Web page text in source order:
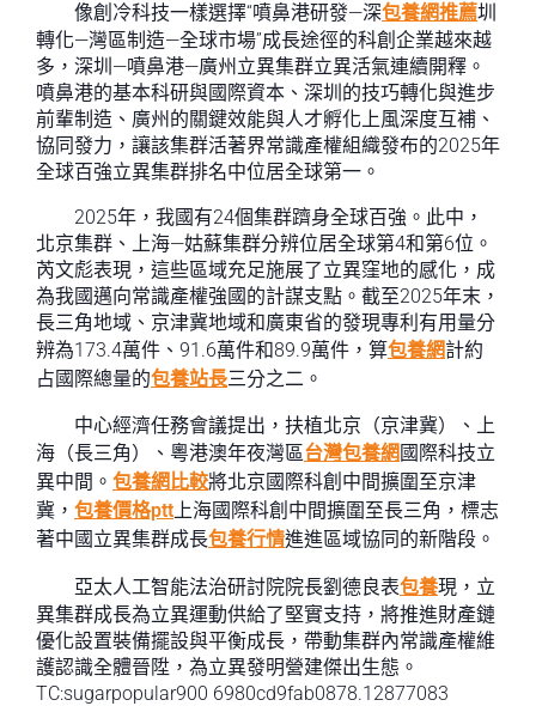
像創冷科技一樣選擇“噴鼻港研發—深包養網推薦圳
轉化—灣區制造—全球市場”成長途徑的科創企業越來越
多，深圳—噴鼻港—廣州立異集群立異活氣連續開釋。
噴鼻港的基本科研與國際資本、深圳的技巧轉化與進步
前輩制造、廣州的關鍵效能與人才孵化上風深度互補、
協同發力，讓該集群活著界常識產權組織發布的2025年
全球百強立異集群排名中位居全球第一。
2025年，我國有24個集群躋身全球百強。此中，
北京集群、上海—姑蘇集群分辨位居全球第4和第6位。
芮文彪表現，這些區域充足施展了立異窪地的感化，成
為我國邁向常識產權強國的計謀支點。截至2025年末，
長三角地域、京津冀地域和廣東省的發現專利有用量分
辨為173.4萬件、91.6萬件和89.9萬件，算包養網計約
占國際總量的包養站長三分之二。
中心經濟任務會議提出，扶植北京（京津冀）、上
海（長三角）、粵港澳年夜灣區台灣包養網 國際科技立
異中間。 包養網比較將北京國際科創中間擴圍至京津
冀， 包養價格ptt上海國際科創中間擴圍至長三角，標志
著中國立異集群成長包養行情進進區域協同的新階段。
亞太人工智能法治研討院院長劉德良表包養現，立
異集群成長為立異運動供給了堅實支持，將推進財產鏈
優化設置裝備擺設與平衡成長，帶動集群內常識產權維
護認識全體晉陞，為立異發明營建傑出生態。
TC:sugarpopular900 6980cd9fab0878.12877083